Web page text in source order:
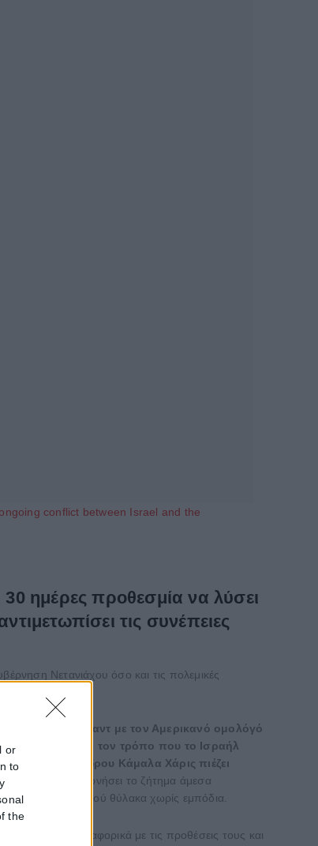
or
to
the
conflict between Israel and the
ημέρες προθεσμία να λύσει
τις συνέπειες
Νετανιάχου όσο και τις πολεμικές
ο
Γίοαβ Γκάλαντ με τον Αμερικανό ομολόγό
αναφορικά με τον τρόπο που το Ισραήλ
της Αντιπροέδρου Κάμαλα Χάρις πιέζει
να επικοινωνήσει το ζήτημα άμεσα
του Παλαιστινιακού θύλακα χωρίς εμπόδια.
επιστολή αναφορικά με τις προθέσεις τους και